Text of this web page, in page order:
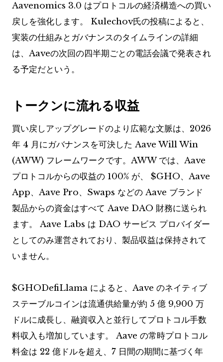
Aavenomics 3.0 はプロトコルの経済構造への買い
戻しを強化します。 Kulechov氏の投稿によると、
実装の仕組みとガバナンスのタイムラインの詳細
は、Aaveの次回の四半期ごとの電話会議で発表され
る予定だという。
トークンに流れる収益
買い戻しアップグレードのより広範な文脈は、2026
年 4 月にガバナンスを可決した Aave Will Win
(AWW) フレームワークです。AWW では、Aave
プロトコルからの収益の 100% が、 $GHO、Aave
App、Aave Pro、Swaps などの Aave ブランド
製品からの資金はすべて Aave DAO 財務に送られ
ます。 Aave Labs は DAO サービス プロバイダー
としてのみ運営されており、製品収益は保持されて
いません。
$GHODefiLlama によると、Aave のネイティブ
ステーブルコインは流通供給量が約 5 億 9,900 万
ドルに成長し、融資収入と並行してプロトコル手数
料収入も増加しています。 Aave の常時プロトコル
料金は 22 億ドルを超え、7 日間の期間に基づく年